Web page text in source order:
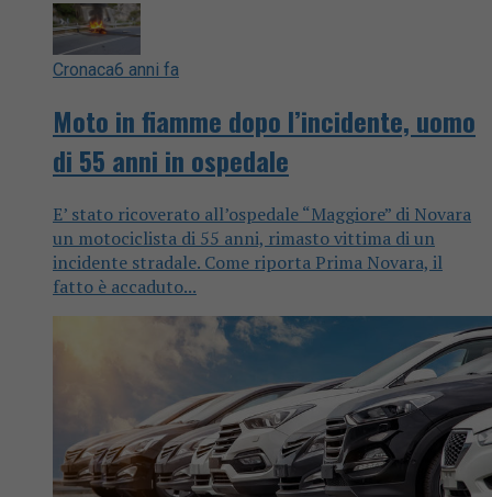
Cronaca6 anni fa
Moto in fiamme dopo l’incidente, uomo
di 55 anni in ospedale
E’ stato ricoverato all’ospedale “Maggiore” di Novara
un motociclista di 55 anni, rimasto vittima di un
incidente stradale. Come riporta Prima Novara, il
fatto è accaduto...